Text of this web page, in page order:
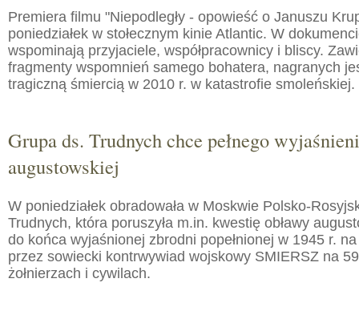
Premiera filmu "Niepodległy - opowieść o Januszu
poniedziałek w stołecznym kinie Atlantic. W
wspominają przyjaciele, współpracownicy i bliscy.
fragmenty wspomnień samego bohatera, nagranych
tragiczną śmiercią w 2010 r. w katastrofie smoleńskiej.
Grupa ds. Trudnych chce pełnego
augustowskiej
W poniedziałek obradowała w Moskwie Polsko-
Trudnych, która poruszyła m.in. kwestię obławy
do końca wyjaśnionej zbrodni popełnionej w 1945 r.
przez sowiecki kontrwywiad wojskowy SMIERSZ na
żołnierzach i cywilach.